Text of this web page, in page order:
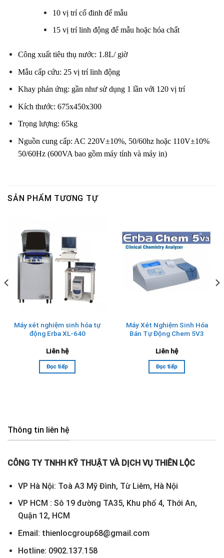
10 vị trí cố đinh để mẫu
15 vị trí linh động để mẫu hoặc hóa chất
Công xuất tiêu thụ nước: 1.8L/ giờ
Mẫu cấp cứu: 25 vị trí linh động
Khay phản ứng: gần như sử dụng 1 lần với 120 vị trí
Kích thước: 675x450x300
Trọng lượng: 65kg
Nguồn cung cấp: AC 220V±10%, 50/60hz hoặc 110V±10%
50/60Hz (600VA bao gồm máy tính và máy in)
SẢN PHẨM TƯƠNG TỰ
Máy xét nghiệm sinh hóa tự
động Erba XL-640
Liên hệ
Đọc tiếp
Máy Xét Nghiệm Sinh Hóa
Bán Tự Động Chem 5V3
Liên hệ
Đọc tiếp
Thông tin liên hệ
CÔNG TY TNHH KỸ THUẬT VÀ DỊCH VỤ THIÊN LỘC
VP Hà Nội: Toà A3 Mỹ Đình, Từ Liêm, Hà Nội
VP HCM : Sô 19 đường TA35, Khu phố 4, Thới An,
Quận 12, HCM
Email: thienlocgroup68@gmail.com
Hotline: 0902.137.158